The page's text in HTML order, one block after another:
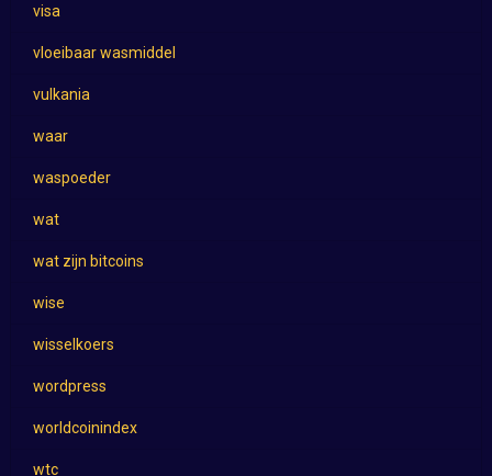
visa
vloeibaar wasmiddel
vulkania
waar
waspoeder
wat
wat zijn bitcoins
wise
wisselkoers
wordpress
worldcoinindex
wtc